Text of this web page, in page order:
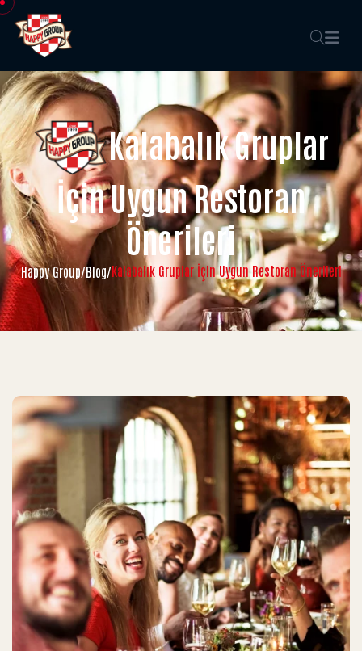
Kalabalık Gruplar
İçin Uygun Restoran
Önerileri
Happy Group/Blog/Kalabalık Gruplar İçin Uygun Restoran Önerileri